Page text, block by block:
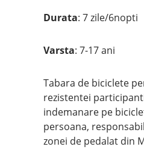
Durata: 7 zile/6nopti
Varsta: 7-17 ani
Tabara de biciclete
rezistentei
indemanare pe
persoana,
zonei de pedalat din